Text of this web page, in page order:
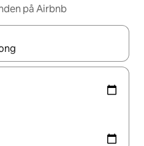
på Airbnb
kan du navigera med upp- och